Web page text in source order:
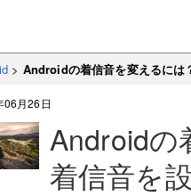
> Androidの着信音を変えるには
06月26日
Androidの
着信音を